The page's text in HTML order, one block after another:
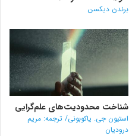
برندن دیکسن
شناخت محدودیت‌های علم‌گرایی
استیون جی. یاکوبونی/ ترجمه: مریم
درودیان